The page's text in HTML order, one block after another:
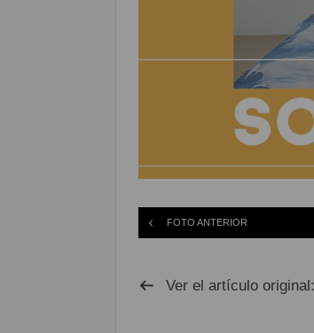
FOTO ANTERIOR
Ver el artículo original: